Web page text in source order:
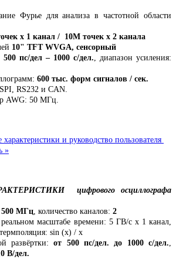
Фурье для анализа в частотной области
х 1 канал / 10М точек х 2 канала
10" TFT WVGA, сенсорный
500 пс/дел – 1000 с/дел., диапазон усиления:
600 тыс. форм сигналов / сек.
RS232 и CAN.
AWG: 50 МГц.
и руководство пользователя
»
цифрового осциллографа
500 МГц, количество каналов: 2
масштабе времени: 5 ГВ/с х 1 канал,
sin (x) / x
развёртки:от 500 пс/дел. до 1000 с/дел.,
В/дел.